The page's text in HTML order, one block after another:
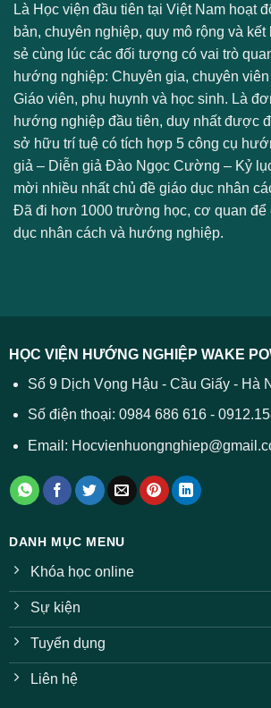
Là Học viện đầu tiên tại Việt Nam hoạt
bản, chuyên nghiệp, quy mô rộng và
sẻ cùng lúc các đối tượng có vai trò
hướng nghiệp: Chuyên gia, chuyên
Giáo viên, phụ huynh và học sinh. Là
hướng nghiệp đầu tiên, duy nhất được
sở hữu trí tuệ có tích hợp 5 công cụ
giả – Diễn giả Đào Ngọc Cường – Kỷ
mời nhiều nhất chủ đề giáo dục nhân
Đã đi hơn 1000 trường học, cơ quan để
dục nhân cách và hướng nghiệp.
HỌC VIỆN HƯỚNG NGHIỆP WAKE
Số 9 Dịch Vọng Hậu - Cầu Giấy - Hà
Số điện thoại: 0984 686 616 -
Email:
DANH MỤC MENU
Khóa học online
Sự kiện
Tuyển dụng
Liên hệ